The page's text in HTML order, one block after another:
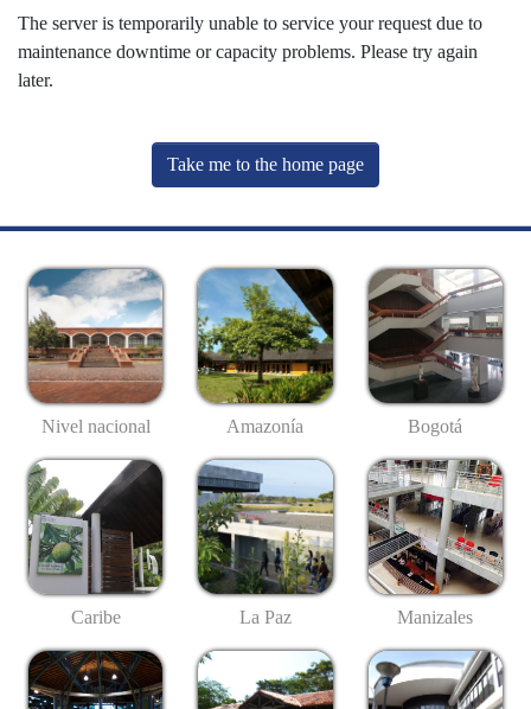
The server is temporarily unable to service your request due to
maintenance downtime or capacity problems. Please try again
later.
Take me to the home page
Nivel nacional Amazonía Bogotá
Caribe La Paz Manizales